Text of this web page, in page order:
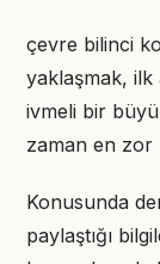
çevre bilinci
yaklaşmak, ilk
ivmeli bir
zaman en zor
Konusunda
paylaştığı